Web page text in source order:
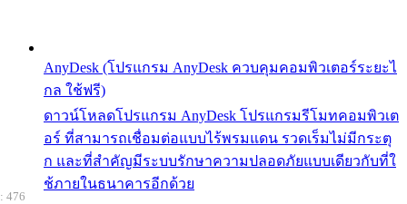
AnyDesk (โปรแกรม AnyDesk ควบคุมคอมพิวเตอร์ระยะไ
กล ใช้ฟรี)
ดาวน์โหลดโปรแกรม AnyDesk โปรแกรมรีโมทคอมพิวเต
อร์ ที่สามารถเชื่อมต่อแบบไร้พรมแดน รวดเร็มไม่มีกระตุ
ก และที่สำคัญมีระบบรักษาความปลอดภัยแบบเดียวกับที่ใ
ช้ภายในธนาคารอีกด้วย
476